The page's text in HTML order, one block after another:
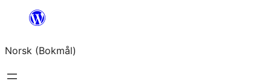
Hopp
innhold
Norsk (Bokmål)